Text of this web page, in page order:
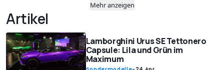
Mehr anzeigen
Artikel
Lamborghini Urus SE Tettonero
Capsule: Lila und Grün im
Maximum